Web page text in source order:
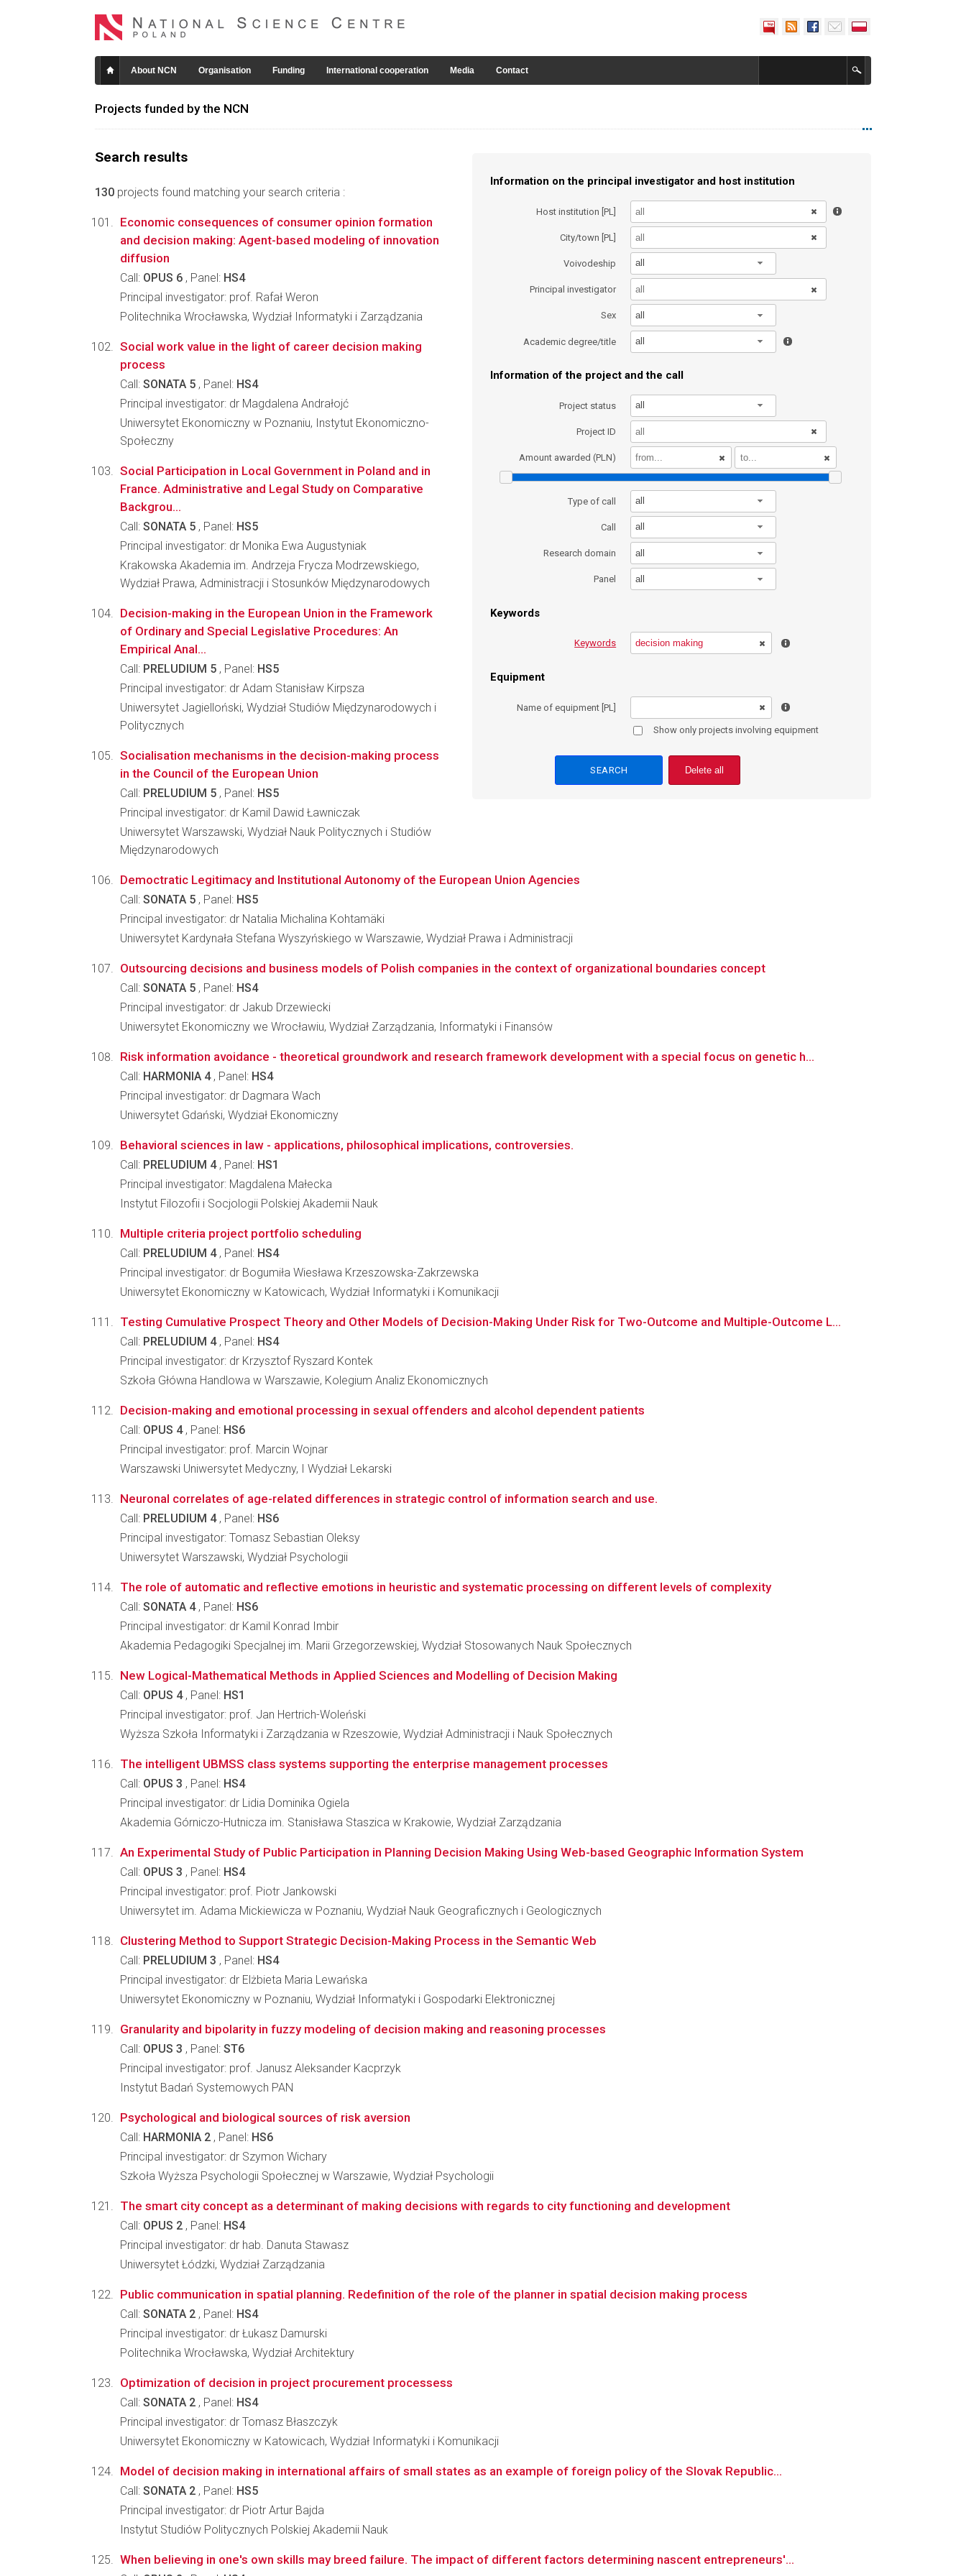
About NCN Organisation Funding International cooperation Media Contact
Projects funded by the NCN
Search results
130 projects found matching your search criteria :
Information on the principal investigator and host institution
Host institution [PL]
City/town [PL]
Voivodeship all
Principal investigator
Sex all
Academic degree/title all
Information of the project and the call
Project status all
Project ID
Amount awarded (PLN)
Type of call all
Call all
Research domain all
Panel all
Keywords
Keywords
Equipment
Name of equipment [PL]
Show only projects involving equipment
Delete all
Economic consequences of consumer opinion formation
and decision making: Agent-based modeling of innovation
diffusion
Call: OPUS 6 , Panel: HS4
Principal investigator: prof. Rafał Weron
Politechnika Wrocławska, Wydział Informatyki i Zarządzania
Social work value in the light of career decision making
process
Call: SONATA 5 , Panel: HS4
Principal investigator: dr Magdalena Andrałojć
Uniwersytet Ekonomiczny w Poznaniu, Instytut Ekonomiczno-
Społeczny
Social Participation in Local Government in Poland and in
France. Administrative and Legal Study on Comparative
Backgrou...
Call: SONATA 5 , Panel: HS5
Principal investigator: dr Monika Ewa Augustyniak
Krakowska Akademia im. Andrzeja Frycza Modrzewskiego,
Wydział Prawa, Administracji i Stosunków Międzynarodowych
Decision-making in the European Union in the Framework
of Ordinary and Special Legislative Procedures: An
Empirical Anal...
Call: PRELUDIUM 5 , Panel: HS5
Principal investigator: dr Adam Stanisław Kirpsza
Uniwersytet Jagielloński, Wydział Studiów Międzynarodowych i
Politycznych
Socialisation mechanisms in the decision-making process
in the Council of the European Union
Call: PRELUDIUM 5 , Panel: HS5
Principal investigator: dr Kamil Dawid Ławniczak
Uniwersytet Warszawski, Wydział Nauk Politycznych i Studiów
Międzynarodowych
Democtratic Legitimacy and Institutional Autonomy of the European Union Agencies
Call: SONATA 5 , Panel: HS5
Principal investigator: dr Natalia Michalina Kohtamäki
Uniwersytet Kardynała Stefana Wyszyńskiego w Warszawie, Wydział Prawa i Administracji
Outsourcing decisions and business models of Polish companies in the context of organizational boundaries concept
Call: SONATA 5 , Panel: HS4
Principal investigator: dr Jakub Drzewiecki
Uniwersytet Ekonomiczny we Wrocławiu, Wydział Zarządzania, Informatyki i Finansów
Risk information avoidance - theoretical groundwork and research framework development with a special focus on genetic h...
Call: HARMONIA 4, Panel: HS4
Principal investigator: dr Dagmara Wach
Uniwersytet Gdański, Wydział Ekonomiczny
Behavioral sciences in law - applications, philosophical implications, controversies.
Call: PRELUDIUM 4, Panel: HS1
Principal investigator: Magdalena Małecka
Instytut Filozofii i Socjologii Polskiej Akademii Nauk
Multiple criteria project portfolio scheduling
Call: PRELUDIUM 4, Panel: HS4
Principal investigator: dr Bogumiła Wiesława Krzeszowska-Zakrzewska
Uniwersytet Ekonomiczny w Katowicach, Wydział Informatyki i Komunikacji
Testing Cumulative Prospect Theory and Other Models of Decision-Making Under Risk for Two-Outcome and Multiple-Outcome L...
Call: PRELUDIUM 4, Panel: HS4
Principal investigator: dr Krzysztof Ryszard Kontek
Szkoła Główna Handlowa w Warszawie, Kolegium Analiz Ekonomicznych
Decision-making and emotional processing in sexual offenders and alcohol dependent patients
Call: OPUS 4, Panel: HS6
Principal investigator: prof. Marcin Wojnar
Warszawski Uniwersytet Medyczny, I Wydział Lekarski
Neuronal correlates of age-related differences in strategic control of information search and use.
Call: PRELUDIUM 4, Panel: HS6
Principal investigator: Tomasz Sebastian Oleksy
Uniwersytet Warszawski, Wydział Psychologii
The role of automatic and reflective emotions in heuristic and systematic processing on different levels of complexity
Call: SONATA 4, Panel: HS6
Principal investigator: dr Kamil Konrad Imbir
Akademia Pedagogiki Specjalnej im. Marii Grzegorzewskiej, Wydział Stosowanych Nauk Społecznych
New Logical-Mathematical Methods in Applied Sciences and Modelling of Decision Making
Call: OPUS 4, Panel: HS1
Principal investigator: prof. Jan Hertrich-Woleński
Wyższa Szkoła Informatyki i Zarządzania w Rzeszowie, Wydział Administracji i Nauk Społecznych
The intelligent UBMSS class systems supporting the enterprise management processes
Call: OPUS 3 , Panel: HS4
Principal investigator: dr Lidia Dominika Ogiela
Akademia Górniczo-Hutnicza im. Stanisława Staszica w Krakowie, Wydział Zarządzania
An Experimental Study of Public Participation in Planning Decision Making Using Web-based Geographic Information System
Call: OPUS 3 , Panel: HS4
Principal investigator: prof. Piotr Jankowski
Uniwersytet im. Adama Mickiewicza w Poznaniu, Wydział Nauk Geograficznych i Geologicznych
Clustering Method to Support Strategic Decision-Making Process in the Semantic Web
Call: PRELUDIUM 3 , Panel: HS4
Principal investigator: dr Elżbieta Maria Lewańska
Uniwersytet Ekonomiczny w Poznaniu, Wydział Informatyki i Gospodarki Elektronicznej
Granularity and bipolarity in fuzzy modeling of decision making and reasoning processes
Call: OPUS 3 , Panel: ST6
Principal investigator: prof. Janusz Aleksander Kacprzyk
Instytut Badań Systemowych PAN
Psychological and biological sources of risk aversion
Call: HARMONIA 2 , Panel: HS6
Principal investigator: dr Szymon Wichary
Szkoła Wyższa Psychologii Społecznej w Warszawie, Wydział Psychologii
The smart city concept as a determinant of making decisions with regards to city functioning and development
Call: OPUS 2 , Panel: HS4
Principal investigator: dr hab. Danuta Stawasz
Uniwersytet Łódzki, Wydział Zarządzania
Public communication in spatial planning. Redefinition of the role of the planner in spatial decision making process
Call: SONATA 2 , Panel: HS4
Principal investigator: dr Łukasz Damurski
Politechnika Wrocławska, Wydział Architektury
Optimization of decision in project procurement processess
Call: SONATA 2 , Panel: HS4
Principal investigator: dr Tomasz Błaszczyk
Uniwersytet Ekonomiczny w Katowicach, Wydział Informatyki i Komunikacji
Model of decision making in international affairs of small states as an example of foreign policy of the Slovak Republic...
Call: SONATA 2 , Panel: HS5
Principal investigator: dr Piotr Artur Bajda
Instytut Studiów Politycznych Polskiej Akademii Nauk
When believing in one's own skills may breed failure. The impact of different factors determining nascent entrepreneurs'...